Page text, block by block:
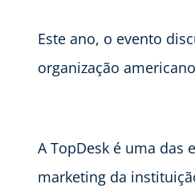
Este ano, o evento
organização
A TopDesk é uma das
marketing da